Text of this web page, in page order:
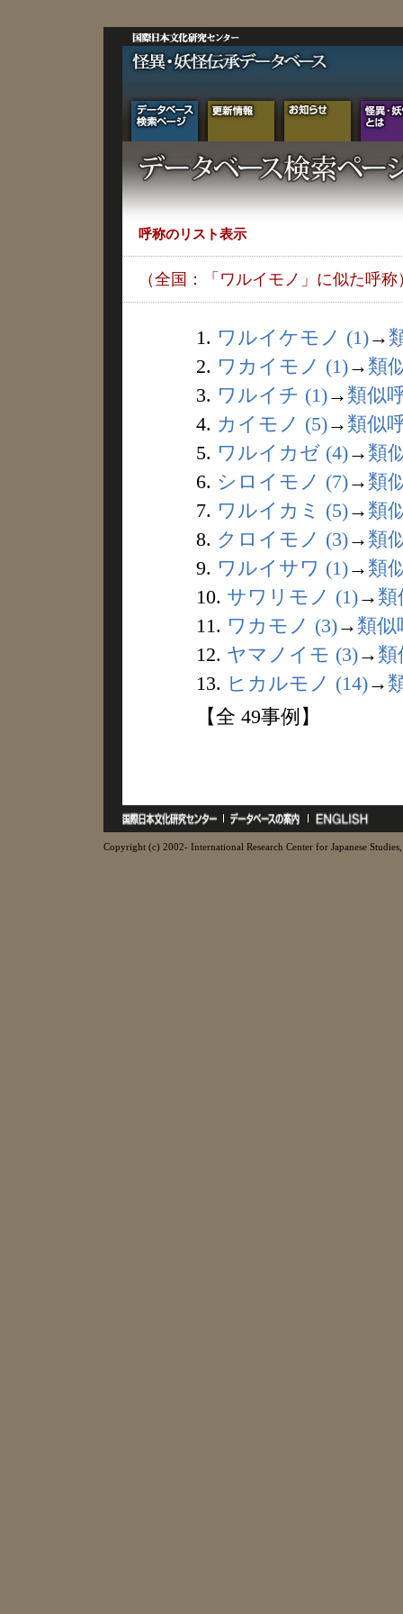
呼称のリスト表示
（全国：「ワルイモノ」に似た呼称
1. ワルイケモノ (1)→
2. ワカイモノ (1)→ 類
3. ワルイチ (1)→ 類似
4. カイモノ (5)→ 類似
5. ワルイカゼ (4)→ 類
6. シロイモノ (7)→ 類
7. ワルイカミ (5)→ 類
8. クロイモノ (3)→ 類
9. ワルイサワ (1)→ 類
10. サワリモノ (1)→ 類
11. ワカモノ (3)→ 類似
12. ヤマノイモ (3)→ 類
13. ヒカルモノ (14)→
【全 49事例】
Copyright (c) 2002- International Research Center for Japanese